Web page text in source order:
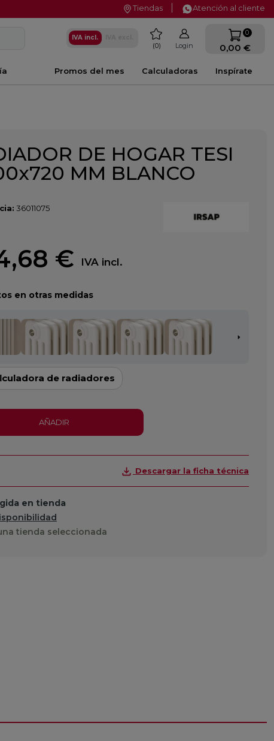
Tiendas Atención al cliente
IVA incl. favorite
0 Login
0
0,00 €
Inspírate
Calculadoras
Promos del mes
DE HOGAR TESI
MM BLANCO
36011075
€ IVA incl.
en otras medidas
de radiadores
AÑADIR
Descargar la ficha técnica
en tienda
tienda seleccionada